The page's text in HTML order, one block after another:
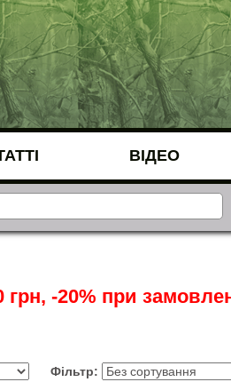
ВІДЕО
-20% при
Фільтр: